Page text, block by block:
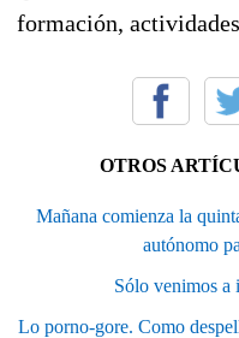
formación,
OTROS
Mañana comienza la
autónomo
Sólo venimos a
Lo porno-gore. Como